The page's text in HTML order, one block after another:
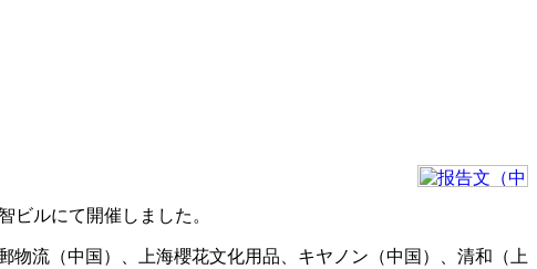
ビルにて開催しました。
流（中国）、上海櫻花文化用品、キヤノン（中国）、清和（上